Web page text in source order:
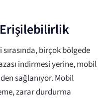
birçok bölgede
indirmesi yerine, mobil
sağlanıyor. Mobil
zarar durdurma